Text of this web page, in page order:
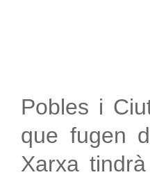
Pobles i
que fugen
Xarxa